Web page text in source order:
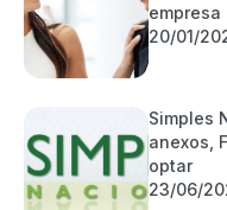
empresa
20/01/
Simples
anexos,
optar
23/06/